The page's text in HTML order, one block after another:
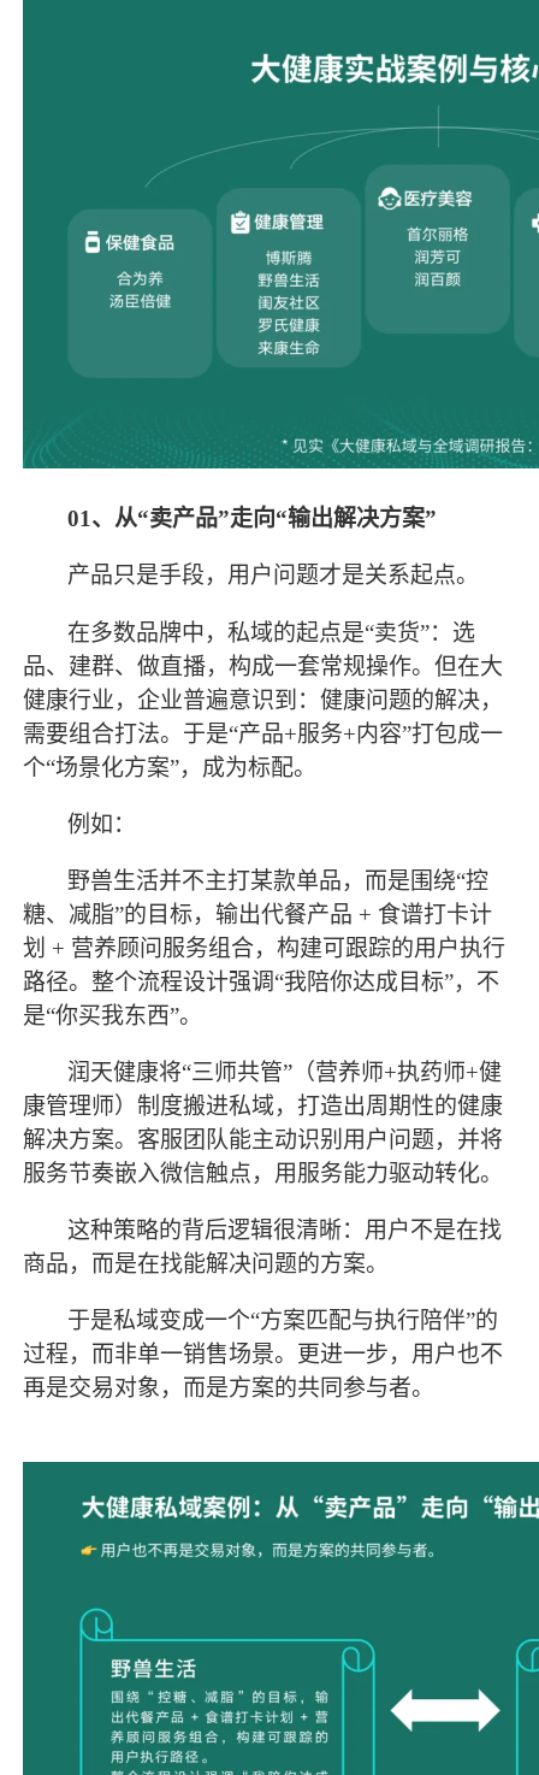
01、从“卖产品”走向“输出解决方案”
产品只是手段，用户问题才是关系起点。
在多数品牌中，私域的起点是“卖货”：选
品、建群、做直播，构成一套常规操作。但在大
健康行业，企业普遍意识到：健康问题的解决，
需要组合打法。于是“产品+服务+内容”打包成一
个“场景化方案”，成为标配。
例如：
野兽生活并不主打某款单品，而是围绕“控
糖、减脂”的目标，输出代餐产品 + 食谱打卡计
划 + 营养顾问服务组合，构建可跟踪的用户执行
路径。整个流程设计强调“我陪你达成目标”，不
是“你买我东西”。
润天健康将“三师共管”（营养师+执药师+健
康管理师）制度搬进私域，打造出周期性的健康
解决方案。客服团队能主动识别用户问题，并将
服务节奏嵌入微信触点，用服务能力驱动转化。
这种策略的背后逻辑很清晰：用户不是在找
商品，而是在找能解决问题的方案。
于是私域变成一个“方案匹配与执行陪伴”的
过程，而非单一销售场景。更进一步，用户也不
再是交易对象，而是方案的共同参与者。